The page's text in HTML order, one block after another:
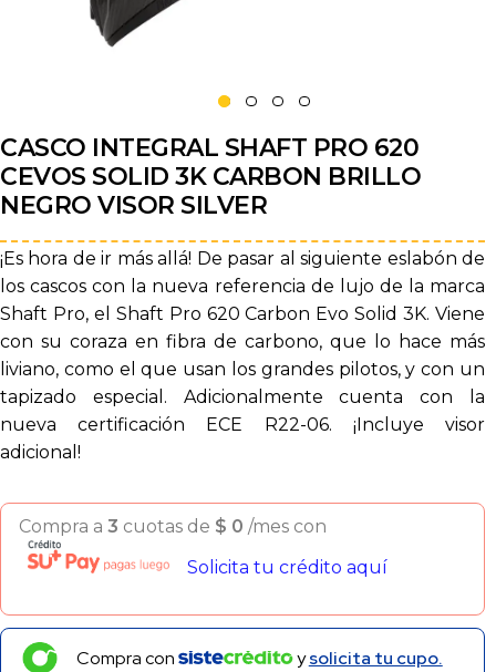
CASCO INTEGRAL SHAFT PRO 620
CEVOS SOLID 3K CARBON BRILLO
NEGRO VISOR SILVER
¡Es hora de ir más allá! De pasar al siguiente eslabón de
los cascos con la nueva referencia de lujo de la marca
Shaft Pro, el Shaft Pro 620 Carbon Evo Solid 3K. Viene
con su coraza en fibra de carbono, que lo hace más
liviano, como el que usan los grandes pilotos, y con un
tapizado especial. Adicionalmente cuenta con la
nueva certificación ECE R22-06. ¡Incluye visor
adicional!
Compra a 3 cuotas de $ 0 /mes con
Solicita tu crédito aquí
Compra con ysolicita tu cupo.